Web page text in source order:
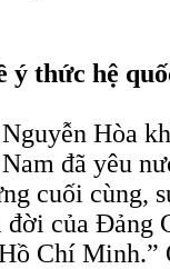
ý thức hệ
Hòa
đã yêu
cuối cùng,
đời của Ðảng
Chí Minh.”